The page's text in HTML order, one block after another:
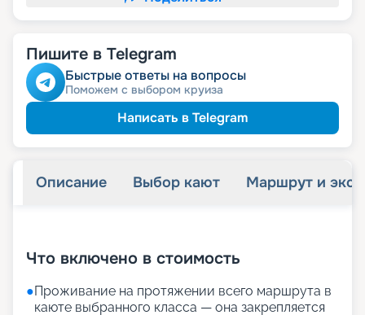
Пишите в Telegram
Быстрые ответы на вопросы
Поможем с выбором круиза
Написать в Telegram
Описание Выбор кают Маршрут и
Что включено в стоимость
●Проживание на протяжении всего маршрута в
каюте выбранного класса — она закрепляется